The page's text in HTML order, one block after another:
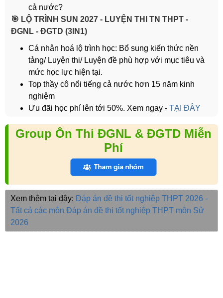
cả nước?
️🎯 LỘ TRÌNH SUN 2027 - LUYỆN THI TN THPT -
ĐGNL - ĐGTD (3IN1)
Cá nhân hoá lộ trình học: Bổ sung kiến thức nền
tảng/ Luyện thi/ Luyện đề phù hợp với mục tiêu và
mức học lực hiện tại.
Top thầy cô nổi tiếng cả nước hơn 15 năm kinh
nghiệm
Ưu đãi học phí lên tới 50%. Xem ngay - TẠI ĐÂY
Group Ôn Thi ĐGNL & ĐGTD Miễn
Phí
Xem thêm tại đây: Đáp án đề thi tốt nghiệp THPT 2026 -
Tất cả các môn Đáp án đề thi tốt nghiệp THPT môn Sử
2026